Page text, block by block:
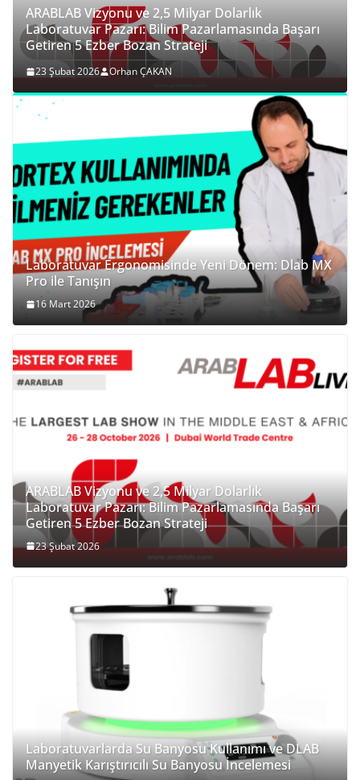
ARABLAB Vizyonu ve 2,5 Milyar Dolarlık
Laboratuvar Pazarı: Bilim Pazarlamasında Başarı
Getiren 5 Ezber Bozan Strateji
23 Şubat 2026 Orhan ÇAKAN
Laboratuvar Ergonomisinde Yeni Dönem: Dlab MX
Pro ile Tanışın
16 Mart 2026
ARABLAB Vizyonu ve 2,5 Milyar Dolarlık
Laboratuvar Pazarı: Bilim Pazarlamasında Başarı
Getiren 5 Ezber Bozan Strateji
23 Şubat 2026
Laboratuvarlarda Su Banyosu Kullanımı ve DLAB
Manyetik Karıştırıcılı Su Banyosu İncelemesi